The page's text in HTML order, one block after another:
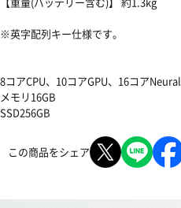
※英字配列キー仕様です。
8コアCPU、10コアGPU、16コア
メモリ16GB
SSD256GB
この商品をシェア